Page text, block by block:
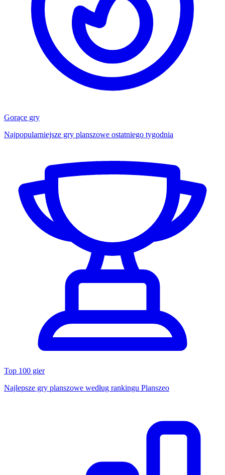
Gorące gry
Najpopularniejsze gry planszowe ostatniego tygodnia
Top 100 gier
Najlepsze gry planszowe według rankingu Planszeo